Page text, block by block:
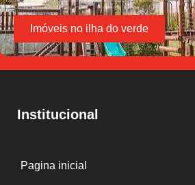
Imóveis no ilha do verde
Institucional
Pagina inicial